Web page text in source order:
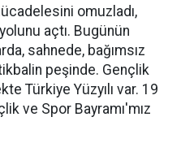
omuzladı,
açtı. Bugünün
sahnede, bağımsız
peşinde. Gençlik
Türkiye Yüzyılı var. 19
ve Spor Bayramı'mız